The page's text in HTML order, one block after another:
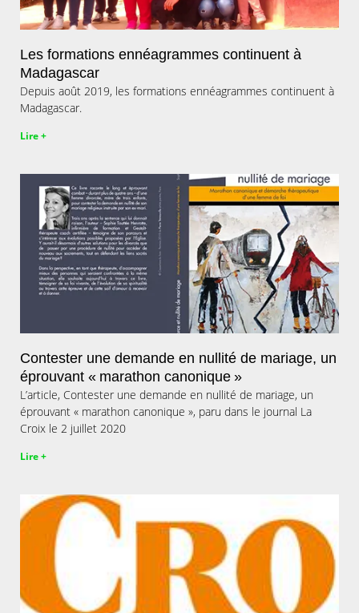
Les formations ennéagrammes continuent à
Madagascar
Depuis août 2019, les formations ennéagrammes continuent à
Madagascar.
Lire +
Contester une demande en nullité de mariage, un
éprouvant « marathon canonique »
L’article, Contester une demande en nullité de mariage, un
éprouvant « marathon canonique », paru dans le journal La
Croix le 2 juillet 2020
Lire +